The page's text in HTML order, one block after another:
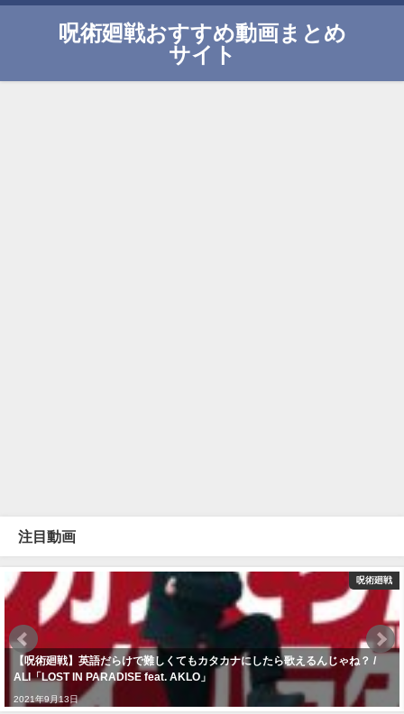
呪術廻戦おすすめ動画まとめ
サイト
注目動画
呪術廻戦
【呪術廻戦】英語だらけで難しくてもカタカナにしたら歌えるんじゃね？ /
ALI「LOST IN PARADISE feat. AKLO」
2021年9月13日